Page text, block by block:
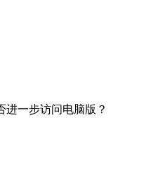
进一步访问电脑版？